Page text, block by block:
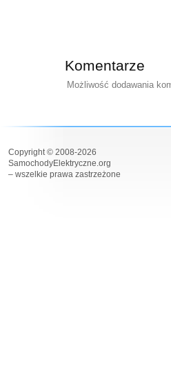
Komentarze
Możliwość dodawania
Copyright © 2008-2026
SamochodyElektryczne.org
– wszelkie prawa zastrzeżone